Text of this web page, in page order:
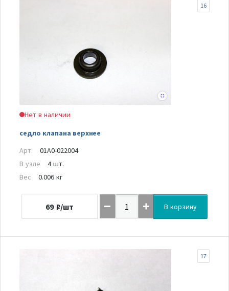
Нет в наличии
седло клапана верхнее
16
Арт.
01A0-022004
В узле
4 шт.
Вес
0.006 кг
69 ₽/шт В корзину
17